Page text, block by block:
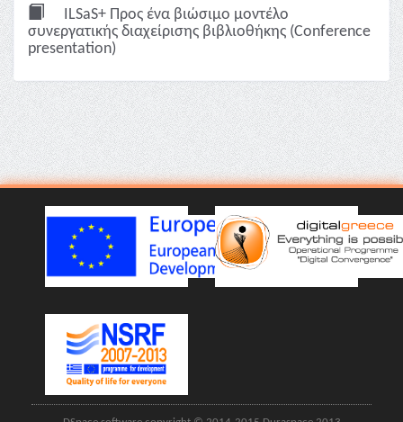
ILSaS+ Προς ένα βιώσιμο μοντέλο
συνεργατικής διαχείρισης βιβλιοθήκης (Conference
presentation)